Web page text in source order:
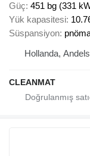
Güç 451 bg (331
Yük kapasitesi
Süspansiyon
Hollanda,
CLEANMAT